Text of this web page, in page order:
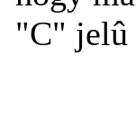
"C" jelû